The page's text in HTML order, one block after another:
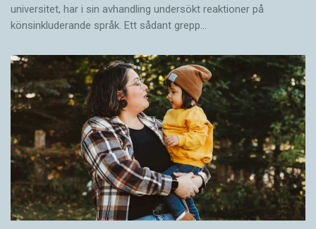
universitet, har i sin avhandling undersökt reaktioner på
könsinkluderande språk. Ett sådant grepp…